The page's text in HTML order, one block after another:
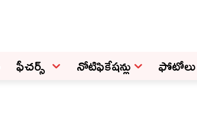
ఫీచ‌ర్స్ ‌ నోటిఫికేషన్లు ఫోటోలు